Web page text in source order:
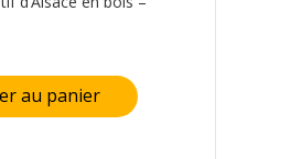
au panier